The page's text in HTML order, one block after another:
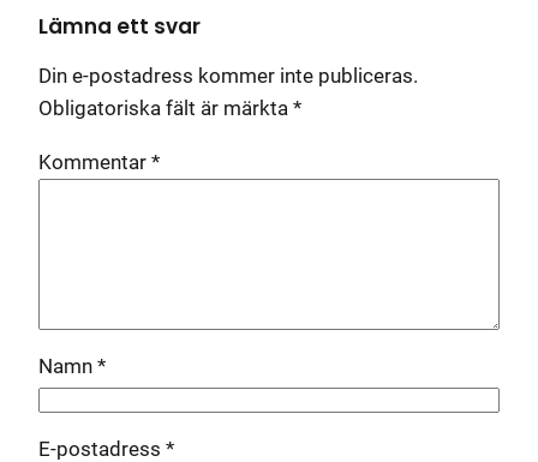
Lämna ett svar
Din e-postadress kommer inte publiceras.
Obligatoriska fält är märkta *
Kommentar *
Namn *
E-postadress *